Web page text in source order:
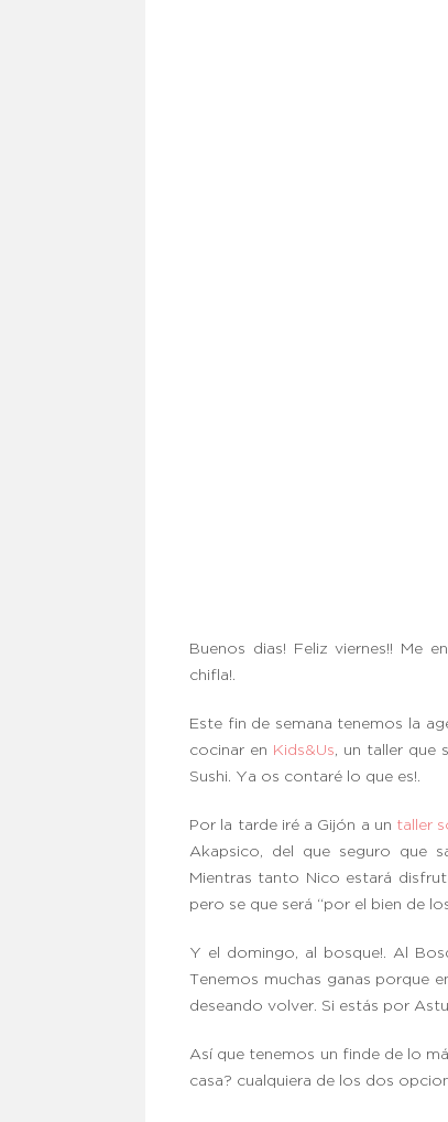
Buenos dias! Feliz viernes!! Me
chifla!.
Este fin de semana tenemos la
cocinar en Kids&Us , un taller que
Sushi. Ya os contaré lo que es!.
Por la tarde iré a Gijón a un taller
Akapsico, del que seguro que
Mientras tanto Nico estará
pero se que será “por el bien de
Y el domingo, al bosque!. Al
Tenemos muchas ganas porque
deseando volver. Si estás por
Así que tenemos un finde de lo
casa? cualquiera de los dos